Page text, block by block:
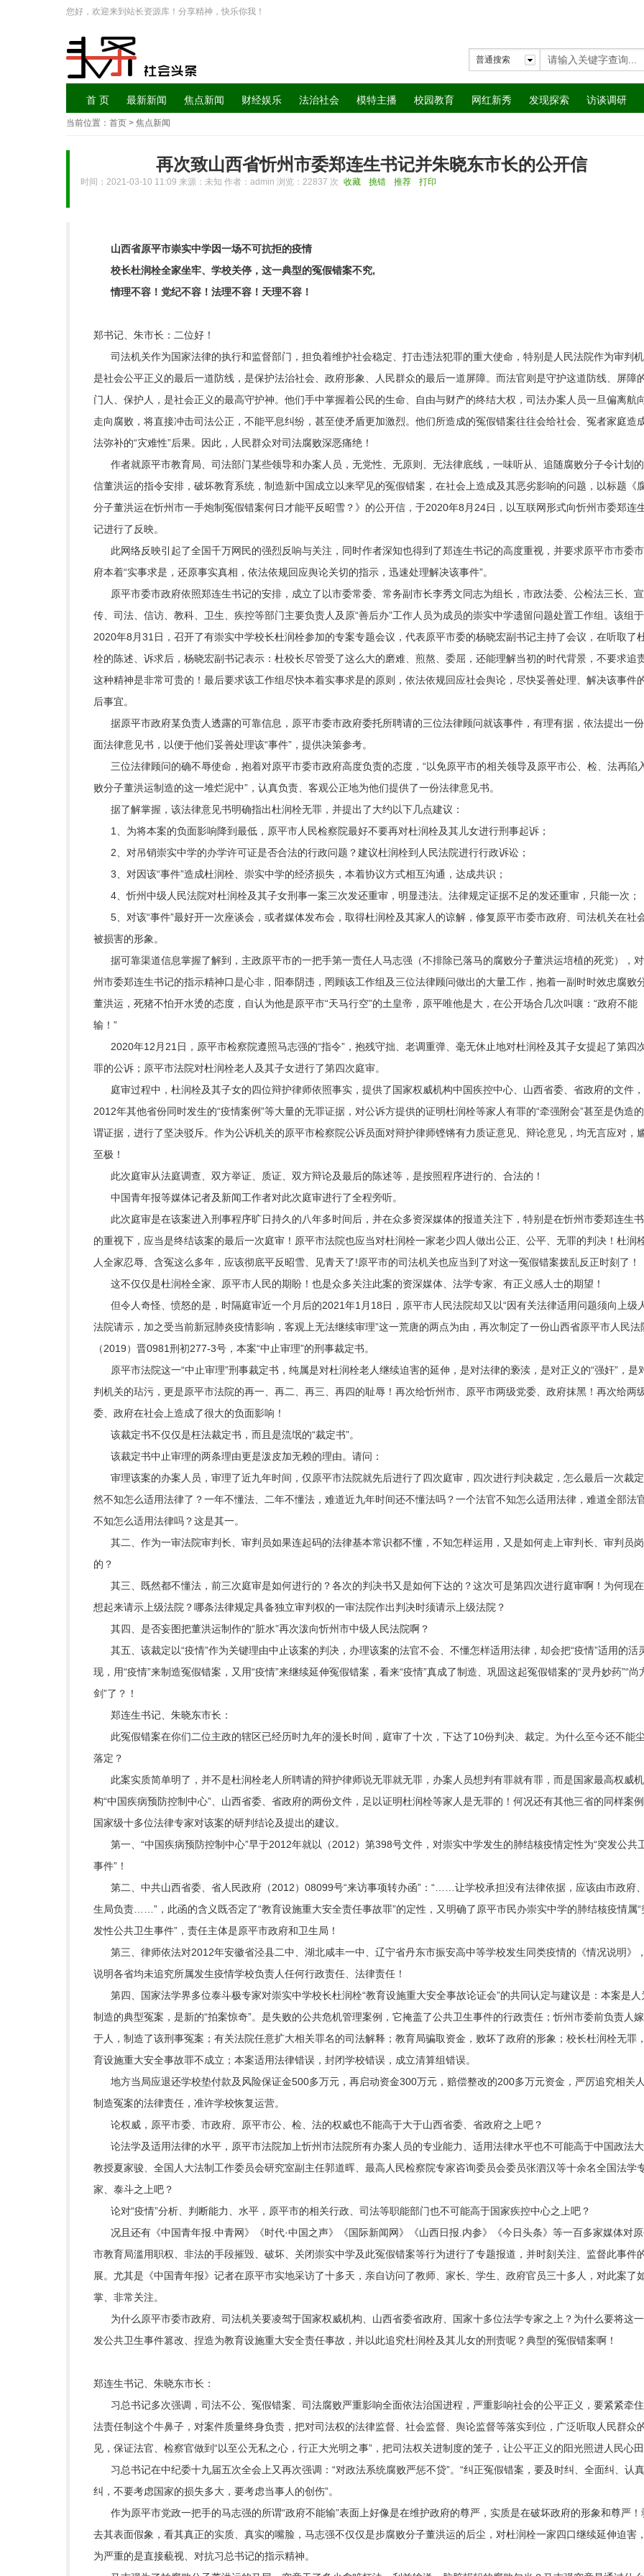
您好，欢迎来到站长资源库！分享精神，快乐你我！
普通搜索
首 页 最新新闻 焦点新闻 财经娱乐 法治社会 模特主播 校园教育 网红新秀 发现探索 访谈调研
当前位置： 首页 > 焦点新闻
再次致山西省忻州市委郑连生书记并朱晓东市长的公开信
时间：2021-03-10 11:09 来源：未知 作者：admin 浏览： 22837 次 收藏 挑错 推荐 打印
山西省原平市崇实中学因一场不可抗拒的疫情
校长杜润栓全家坐牢、学校关停，这一典型的冤假错案不究,
情理不容！党纪不容！法理不容！天理不容！
郑书记、朱市长：二位好！
司法机关作为国家法律的执行和监督部门，担负着维护社会稳定、打击违法犯罪的重大使命，特别是人民法院作为审判
是社会公平正义的最后一道防线，是保护法治社会、政府形象、人民群众的最后一道屏障。而法官则是守护这道防线、屏障
门人、保护人，是社会正义的最高守护神。他们手中掌握着公民的生命、自由与财产的终结大权，司法办案人员一旦偏离航
走向腐败，将直接冲击司法公正，不能平息纠纷，甚至使矛盾更加激烈。他们所造成的冤假错案往往会给社会、冤者家庭造
法弥补的“灾难性”后果。因此，人民群众对司法腐败深恶痛绝！
作者就原平市教育局、司法部门某些领导和办案人员，无党性、无原则、无法律底线，一味听从、追随腐败分子令计划
信董洪运的指令安排，破坏教育系统，制造新中国成立以来罕见的冤假错案，在社会上造成及其恶劣影响的问题，以标题《
分子董洪运在忻州市一手炮制冤假错案何日才能平反昭雪？》的公开信，于2020年8月24日，以互联网形式向忻州市委郑连
记进行了反映。
此网络反映引起了全国千万网民的强烈反响与关注，同时作者深知也得到了郑连生书记的高度重视，并要求原平市市委
府本着“实事求是，还原事实真相，依法依规回应舆论关切的指示，迅速处理解决该事件”。
原平市委市政府依照郑连生书记的安排，成立了以市委常委、常务副市长李秀文同志为组长，市政法委、公检法三长、宣
传、司法、信访、教科、卫生、疾控等部门主要负责人及原“善后办”工作人员为成员的崇实中学遗留问题处置工作组。该组于
2020年8月31日，召开了有崇实中学校长杜润栓参加的专案专题会议，代表原平市委的杨晓宏副书记主持了会议，在听取了
栓的陈述、诉求后，杨晓宏副书记表示：杜校长尽管受了这么大的磨难、煎熬、委屈，还能理解当初的时代背景，不要求追
这种精神是非常可贵的！最后要求该工作组尽快本着实事求是的原则，依法依规回应社会舆论，尽快妥善处理、解决该事件
后事宜。
据原平市政府某负责人透露的可靠信息，原平市委市政府委托所聘请的三位法律顾问就该事件，有理有据，依法提出一
面法律意见书，以便于他们妥善处理该“事件”，提供决策参考。
三位法律顾问的确不辱使命，抱着对原平市委市政府高度负责的态度，“以免原平市的相关领导及原平市公、检、法再陷
败分子董洪运制造的这一堆烂泥中”，认真负责、客观公正地为他们提供了一份法律意见书。
据了解掌握，该法律意见书明确指出杜润栓无罪，并提出了大约以下几点建议：
1、为将本案的负面影响降到最低，原平市人民检察院最好不要再对杜润栓及其儿女进行刑事起诉；
2、对吊销崇实中学的办学许可证是否合法的行政问题？建议杜润栓到人民法院进行行政诉讼；
3、对因该“事件”造成杜润栓、崇实中学的经济损失，本着协议方式相互沟通，达成共识；
4、忻州中级人民法院对杜润栓及其子女刑事一案三次发还重审，明显违法。法律规定证据不足的发还重审，只能一次；
5、对该“事件”最好开一次座谈会，或者媒体发布会，取得杜润栓及其家人的谅解，修复原平市委市政府、司法机关在社
被损害的形象。
据可靠渠道信息掌握了解到，主政原平市的一把手第一责任人马志强（不排除已落马的腐败分子董洪运培植的死党），
州市委郑连生书记的指示精神口是心非，阳奉阴违，罔顾该工作组及三位法律顾问做出的大量工作，抱着一副时时效忠腐败
董洪运，死猪不怕开水烫的态度，自认为他是原平市“天马行空”的土皇帝，原平唯他是大，在公开场合几次叫嚷：“政府不能
输！”
2020年12月21日，原平市检察院遵照马志强的“指令”，抱残守拙、老调重弹、毫无休止地对杜润栓及其子女提起了第四
罪的公诉；原平市法院对杜润栓老人及其子女进行了第四次庭审。
庭审过程中，杜润栓及其子女的四位辩护律师依照事实，提供了国家权威机构中国疾控中心、山西省委、省政府的文件
2012年其他省份同时发生的“疫情案例”等大量的无罪证据，对公诉方提供的证明杜润栓等家人有罪的“牵强附会”甚至是伪造
谓证据，进行了坚决驳斥。作为公诉机关的原平市检察院公诉员面对辩护律师铿锵有力质证意见、辩论意见，均无言应对，
至极！
此次庭审从法庭调查、双方举证、质证、双方辩论及最后的陈述等，是按照程序进行的、合法的！
中国青年报等媒体记者及新闻工作者对此次庭审进行了全程旁听。
此次庭审是在该案进入刑事程序旷日持久的八年多时间后，并在众多资深媒体的报道关注下，特别是在忻州市委郑连生
的重视下，应当是终结该案的最后一次庭审！原平市法院也应当对杜润栓一家老少四人做出公正、公平、无罪的判决！杜润
人全家忍辱、含冤这么多年，应该彻底平反昭雪、见青天了!原平市的司法机关也应当到了对这一冤假错案拨乱反正时刻了！
这不仅仅是杜润栓全家、原平市人民的期盼！也是众多关注此案的资深媒体、法学专家、有正义感人士的期望！
但令人奇怪、愤怒的是，时隔庭审近一个月后的2021年1月18日，原平市人民法院却又以“因有关法律适用问题须向上级
法院请示，加之受当前新冠肺炎疫情影响，客观上无法继续审理”这一荒唐的两点为由，再次制定了一份山西省原平市人民法
（2019）晋0981刑初277-3号，本案“中止审理”的刑事裁定书。
原平市法院这一“中止审理”刑事裁定书，纯属是对杜润栓老人继续迫害的延伸，是对法律的亵渎，是对正义的“强奸”，是
判机关的玷污，更是原平市法院的再一、再二、再三、再四的耻辱！再次给忻州市、原平市两级党委、政府抹黑！再次给两
委、政府在社会上造成了很大的负面影响！
该裁定书不仅仅是枉法裁定书，而且是流氓的“裁定书”。
该裁定书中止审理的两条理由更是泼皮加无赖的理由。请问：
审理该案的办案人员，审理了近九年时间，仅原平市法院就先后进行了四次庭审，四次进行判决裁定，怎么最后一次裁
然不知怎么适用法律了？一年不懂法、二年不懂法，难道近九年时间还不懂法吗？一个法官不知怎么适用法律，难道全部法
不知怎么适用法律吗？这是其一。
其二、作为一审法院审判长、审判员如果连起码的法律基本常识都不懂，不知怎样运用，又是如何走上审判长、审判员
的？
其三、既然都不懂法，前三次庭审是如何进行的？各次的判决书又是如何下达的？这次可是第四次进行庭审啊！为何现
想起来请示上级法院？哪条法律规定具备独立审判权的一审法院作出判决时须请示上级法院？
其四、是否妄图把董洪运制作的“脏水”再次泼向忻州市中级人民法院啊？
其五、该裁定以“疫情”作为关键理由中止该案的判决，办理该案的法官不会、不懂怎样适用法律，却会把“疫情”适用的活
现，用“疫情”来制造冤假错案，又用“疫情”来继续延伸冤假错案，看来“疫情”真成了制造、巩固这起冤假错案的“灵丹妙药”“尚
剑”了？！
郑连生书记、朱晓东市长：
此冤假错案在你们二位主政的辖区已经历时九年的漫长时间，庭审了十次，下达了10份判决、裁定。为什么至今还不能
落定？
此案实质简单明了，并不是杜润栓老人所聘请的辩护律师说无罪就无罪，办案人员想判有罪就有罪，而是国家最高权威机
构“中国疾病预防控制中心”、山西省委、省政府的两份文件，足以证明杜润栓等家人是无罪的！何况还有其他三省的同样案例
国家级十多位法律专家对该案的研判结论及提出的建议。
第一、“中国疾病预防控制中心”早于2012年就以（2012）第398号文件，对崇实中学发生的肺结核疫情定性为“突发公共
事件”！
第二、中共山西省委、省人民政府（2012）08099号“来访事项转办函”：“……让学校承担没有法律依据，应该由市政府
生局负责……”，此函的含义既否定了“教育设施重大安全责任事故罪”的定性，又明确了原平市民办崇实中学的肺结核疫情属“
发性公共卫生事件”，责任主体是原平市政府和卫生局！
第三、律师依法对2012年安徽省泾县二中、湖北咸丰一中、辽宁省丹东市振安高中等学校发生同类疫情的《情况说明》
说明各省均未追究所属发生疫情学校负责人任何行政责任、法律责任！
第四、国家法学界多位泰斗极专家对崇实中学校长杜润栓“教育设施重大安全事故论证会”的共同认定与建议是：本案是人
制造的典型冤案，是新的“拍案惊奇”。是失败的公共危机管理案例，它掩盖了公共卫生事件的行政责任；忻州市委前负责人
于人，制造了该刑事冤案；有关法院任意扩大相关罪名的司法解释；教育局骗取资金，败坏了政府的形象；校长杜润栓无罪
育设施重大安全事故罪不成立；本案适用法律错误，封闭学校错误，成立清算组错误。
地方当局应退还学校垫付款及风险保证金500多万元，再启动资金300万元，赔偿整改的200多万元资金，严厉追究相关
制造冤案的法律责任，准许学校恢复运营。
论权威，原平市委、市政府、原平市公、检、法的权威也不能高于大于山西省委、省政府之上吧？
论法学及适用法律的水平，原平市法院加上忻州市法院所有办案人员的专业能力、适用法律水平也不可能高于中国政法
教授夏家骏、全国人大法制工作委员会研究室副主任郭道晖、最高人民检察院专家咨询委员会委员张泗汉等十余名全国法学
家、泰斗之上吧？
论对“疫情”分析、判断能力、水平，原平市的相关行政、司法等职能部门也不可能高于国家疾控中心之上吧？
况且还有《中国青年报.中青网》《时代·中国之声》《国际新闻网》《山西日报.内参》《今日头条》等一百多家媒体对
市教育局滥用职权、非法的手段摧毁、破坏、关闭崇实中学及此冤假错案等行为进行了专题报道，并时刻关注、监督此事件
展。尤其是《中国青年报》记者在原平市实地采访了十多天，亲自访问了教师、家长、学生、政府官员三十多人，对此案了
掌、非常关注。
为什么原平市委市政府、司法机关要凌驾于国家权威机构、山西省委省政府、国家十多位法学专家之上？为什么要将这
发公共卫生事件篡改、捏造为教育设施重大安全责任事故，并以此追究杜润栓及其儿女的刑责呢？典型的冤假错案啊！
郑连生书记、朱晓东市长：
习总书记多次强调，司法不公、冤假错案、司法腐败严重影响全面依法治国进程，严重影响社会的公平正义，要紧紧牵住
法责任制这个牛鼻子，对案件质量终身负责，把对司法权的法律监督、社会监督、舆论监督等落实到位，广泛听取人民群众
见，保证法官、检察官做到“以至公无私之心，行正大光明之事”，把司法权关进制度的笼子，让公平正义的阳光照进人民心田
习总书记在中纪委十九届五次全会上又再次强调：“对政法系统腐败严惩不贷”。“纠正冤假错案，要及时纠、全面纠、认真
纠，不要考虑国家的损失多大，要考虑当事人的创伤”。
作为原平市党政一把手的马志强的所谓“政府不能输”表面上好像是在维护政府的尊严，实质是在破坏政府的形象和尊严！
去其表面假象，看其真正的实质、真实的嘴脸，马志强不仅仅是步腐败分子董洪运的后尘，对杜润栓一家四口继续延伸迫害
为严重的是直接藐视、对抗习总书记的指示精神。